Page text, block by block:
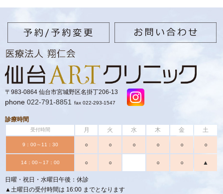
〒983-0864 仙台市宮城野区名掛丁206-13
phone 022-791-8851 fax 022-293-1547
診療時間
受付時間 月 火 水 木 金 土
9：00～11：30 ○ ○ ○ ○ ○ ○
14：00～17：00 ○ ○ ○ ○ ▲
日曜・祝日・水曜日午後：休診
▲土曜日の受付時間は 16:00 までとなります